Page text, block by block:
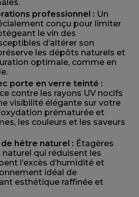
professionnel : Un
conçu pour limiter
le vin des
d’altérer son
les dépôts naturels et
optimale, comme en
porte en verre teinté :
contre les rayons UV nocifs
visibilité élégante sur votre
prématurée et
les couleurs et les saveurs
hêtre naturel : Étagères
qui réduisent les
l’excès d’humidité et
idéal de
esthétique raffinée et